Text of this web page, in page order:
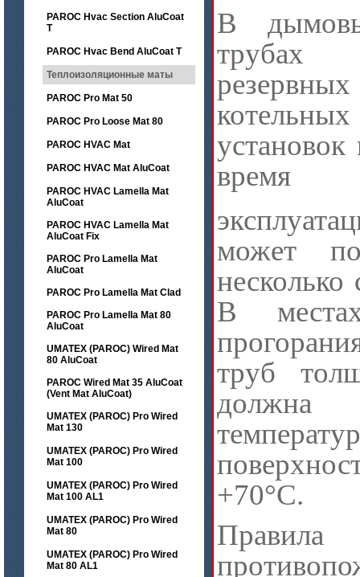
PAROC Hvac Section AluCoat
T
PAROC Hvac Bend AluCoat T
Теплоизоляционные маты
PAROC Pro Mat 50
PAROC Pro Loose Mat 80
PAROC HVAC Mat
PAROC HVAC Mat AluCoat
PAROC HVAC Lamella Mat
AluCoat
PAROC HVAC Lamella Mat
AluCoat Fix
PAROC Pro Lamella Mat
AluCoat
PAROC Pro Lamella Mat Clad
PAROC Pro Lamella Mat 80
AluCoat
UMATEX (PAROC) Wired Mat
80 AluCoat
PAROC Wired Mat 35 AluCoat
(Vent Mat AluCoat)
UMATEX (PAROC) Pro Wired
Mat 130
UMATEX (PAROC) Pro Wired
Mat 100
UMATEX (PAROC) Pro Wired
Mat 100 AL1
UMATEX (PAROC) Pro Wired
Mat 80
UMATEX (PAROC) Pro Wired
Mat 80 AL1
В
трубах
резервных
котельных
установок
время
может
несколько
В
труб
должна
+70°С.
Правила